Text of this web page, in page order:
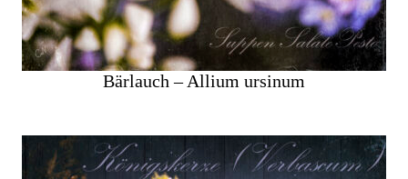
Bärlauch – Allium ursinum